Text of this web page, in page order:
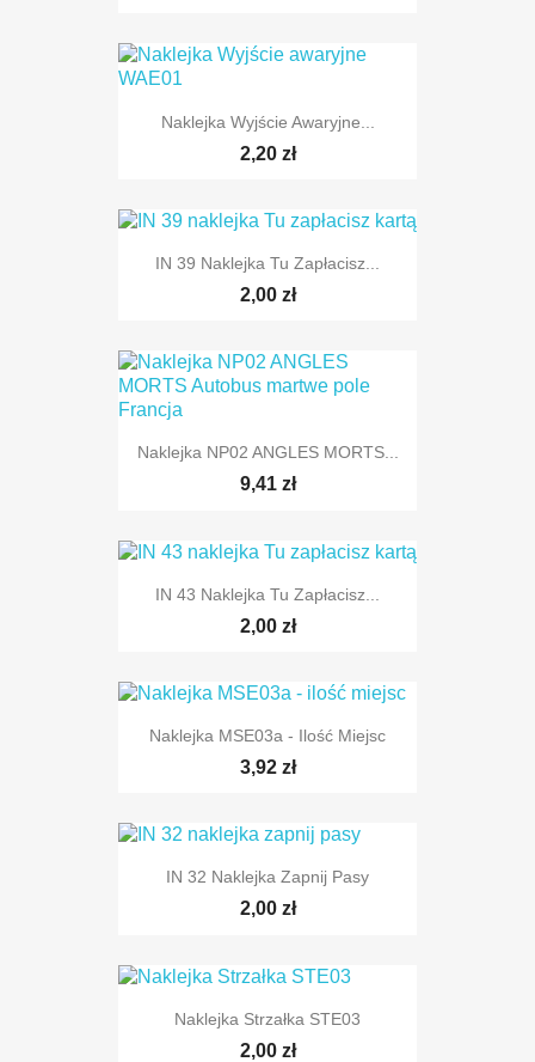
Naklejka Wyjście Awaryjne...
2,20 zł
IN 39 Naklejka Tu Zapłacisz...
2,00 zł
Naklejka NP02 ANGLES MORTS...
9,41 zł
IN 43 Naklejka Tu Zapłacisz...
2,00 zł
Naklejka MSE03a - Ilość Miejsc
3,92 zł
IN 32 Naklejka Zapnij Pasy
2,00 zł
Naklejka Strzałka STE03
2,00 zł